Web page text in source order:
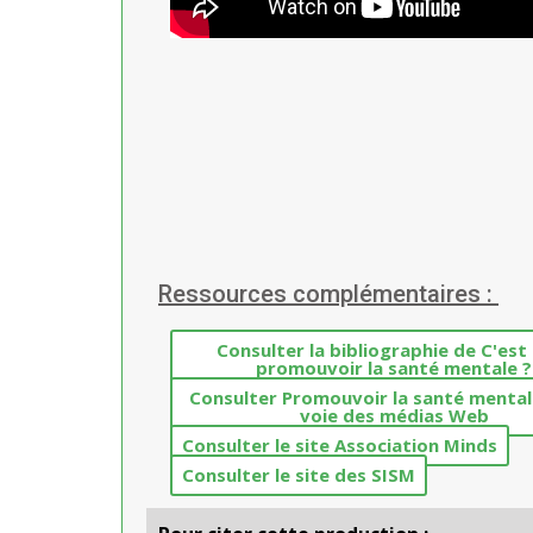
Ressources complémentaires :
Consulter la bibliographie de C'est
promouvoir la santé mentale ?
Consulter Promouvoir la santé
voie des médias Web
Consulter le site Association Minds
Consulter le site des SISM